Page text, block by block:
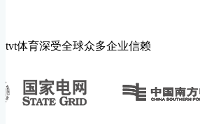
绝影X30
tvt体育深受全球众多企业信赖